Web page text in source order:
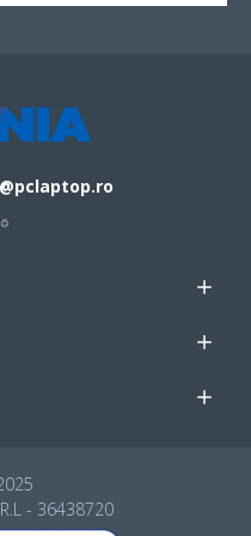
- 36438720